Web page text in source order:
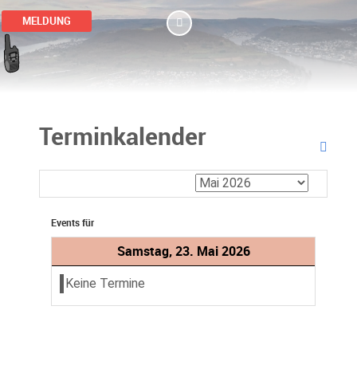
MELDUNG
Terminkalender
Events für
Samstag, 23. Mai 2026
Keine Termine